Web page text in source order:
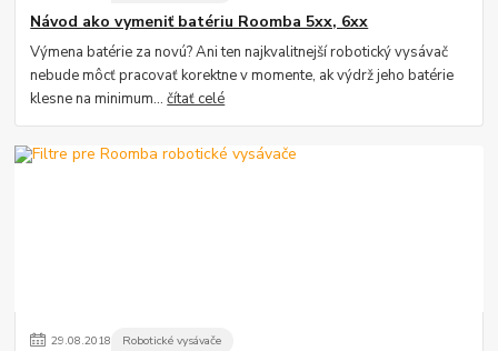
Návod ako vymeniť batériu Roomba 5xx, 6xx
Výmena batérie za novú? Ani ten najkvalitnejší robotický vysávač
nebude môcť pracovať korektne v momente, ak výdrž jeho batérie
klesne na minimum...čítať celé
29.08.2018 Robotické vysávače